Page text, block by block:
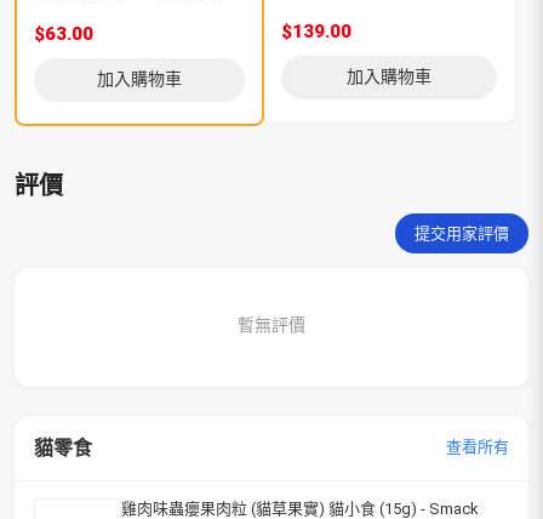
$63.00
加入購物車
$139.00
加入購物車
評價
提交用家評價
暫無評價
貓零食 查看所有
雞肉味蟲癭果肉粒 (貓草果實) 貓小食 (15g) - Smack